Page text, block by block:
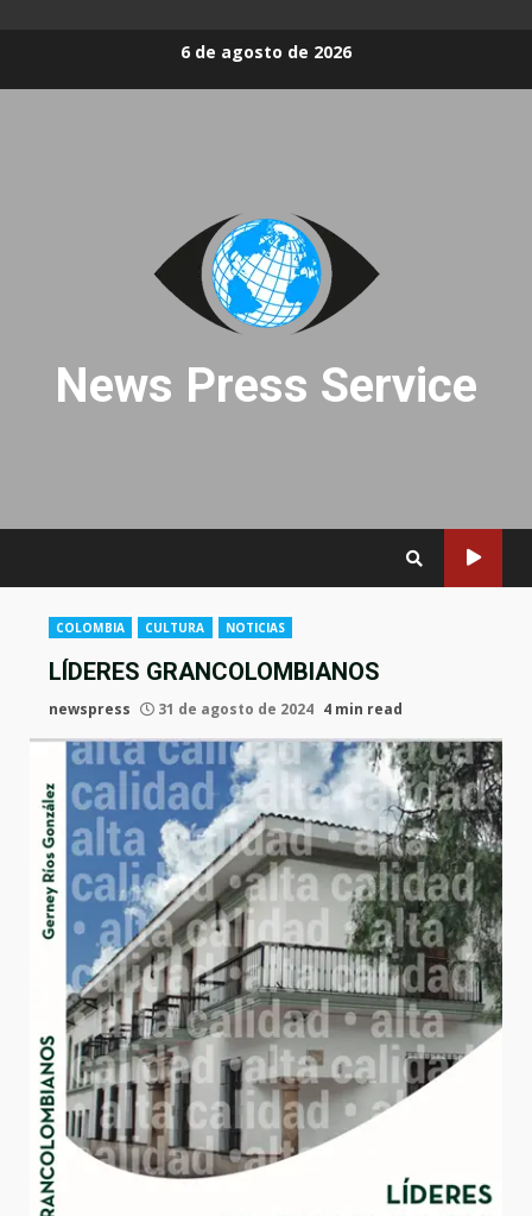
6 de agosto de 2026
News Press Service
COLOMBIA CULTURA NOTICIAS
LÍDERES GRANCOLOMBIANOS
newspress 31 de agosto de 2024 4 min read